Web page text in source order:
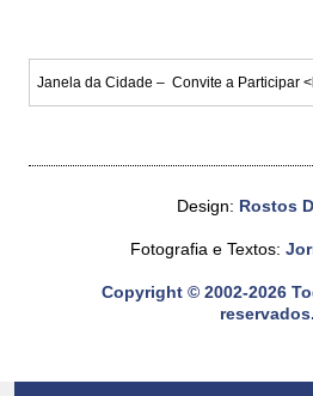
Design: Rostos
Fotografia e Textos:
Copyright © 2002-2026
reservados.